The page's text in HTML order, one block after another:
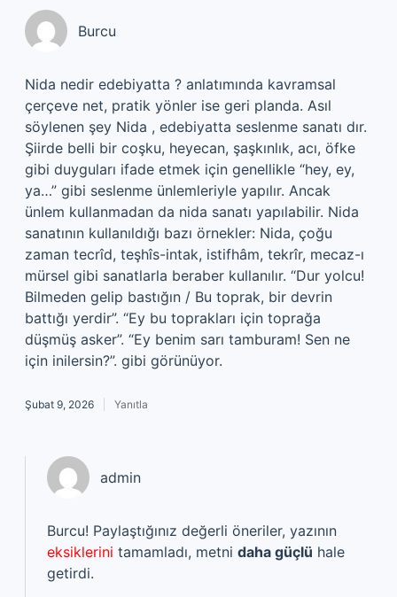
Burcu
Nida nedir edebiyatta ? anlatımında kavramsal
çerçeve net, pratik yönler ise geri planda. Asıl
söylenen şey Nida , edebiyatta seslenme sanatı dır.
Şiirde belli bir coşku, heyecan, şaşkınlık, acı, öfke
gibi duyguları ifade etmek için genellikle “hey, ey,
ya…” gibi seslenme ünlemleriyle yapılır. Ancak
ünlem kullanmadan da nida sanatı yapılabilir. Nida
sanatının kullanıldığı bazı örnekler: Nida, çoğu
zaman tecrîd, teşhîs-intak, istifhâm, tekrîr, mecaz-ı
mürsel gibi sanatlarla beraber kullanılır. “Dur yolcu!
Bilmeden gelip bastığın / Bu toprak, bir devrin
battığı yerdir”. “Ey bu toprakları için toprağa
düşmüş asker”. “Ey benim sarı tamburam! Sen ne
için inilersin?”. gibi görünüyor.
Şubat 9, 2026 Yanıtla
admin
Burcu! Paylaştığınız değerli öneriler, yazının
eksiklerini tamamladı, metni daha güçlü hale
getirdi.